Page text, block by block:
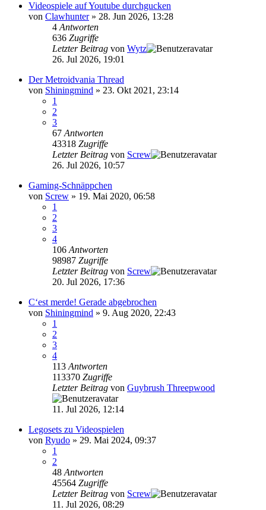
Videospiele auf Youtube durchgucken
von Clawhunter» 28. Jun 2026, 13:28
4 Antworten
636 Zugriffe
Letzter Beitrag von Wytz
26. Jul 2026, 19:01
Der Metroidvania Thread
von Shiningmind » 23. Okt 2021, 23:14
1
2
3
67 Antworten
43318 Zugriffe
Letzter Beitrag von Screw
26. Jul 2026, 10:57
Gaming-Schnäppchen
von Screw » 19. Mai 2020, 06:58
1
2
3
4
106 Antworten
98987 Zugriffe
Letzter Beitrag von Screw
20. Jul 2026, 17:36
C‘est merde! Gerade abgebrochen
von Shiningmind » 9. Aug 2020, 22:43
1
2
3
4
113 Antworten
113370 Zugriffe
Letzter Beitrag von Guybrush Threepwood
11. Jul 2026, 12:14
Legosets zu Videospielen
von Ryudo » 29. Mai 2024, 09:37
1
2
48 Antworten
45564 Zugriffe
Letzter Beitrag von Screw
11. Jul 2026, 08:29